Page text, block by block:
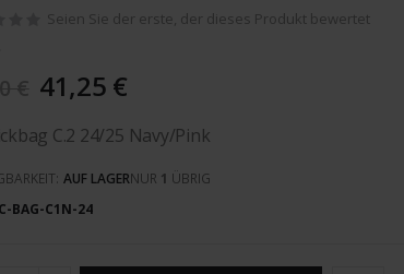
Seien Sie der erste, der dieses Produkt bewertet
41,25 €
C.2 24/25 Navy/Pink
AUF LAGERNUR 1 ÜBRIG
BAG-C1N-24